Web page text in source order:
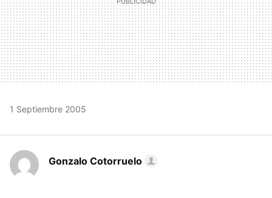
1 Septiembre 2005
Gonzalo Cotorruelo